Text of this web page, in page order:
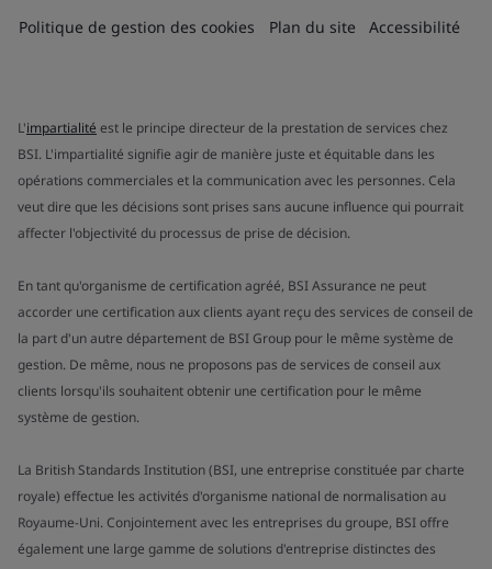
Politique de gestion des cookies Plan du site Accessibilité
L'impartialité est le principe directeur de la prestation de services chez
BSI. L'impartialité signifie agir de manière juste et équitable dans les
opérations commerciales et la communication avec les personnes. Cela
veut dire que les décisions sont prises sans aucune influence qui pourrait
affecter l'objectivité du processus de prise de décision.
En tant qu'organisme de certification agréé, BSI Assurance ne peut
accorder une certification aux clients ayant reçu des services de conseil de
la part d'un autre département de BSI Group pour le même système de
gestion. De même, nous ne proposons pas de services de conseil aux
clients lorsqu'ils souhaitent obtenir une certification pour le même
système de gestion.
La British Standards Institution (BSI, une entreprise constituée par charte
royale) effectue les activités d'organisme national de normalisation au
Royaume-Uni. Conjointement avec les entreprises du groupe, BSI offre
également une large gamme de solutions d'entreprise distinctes des